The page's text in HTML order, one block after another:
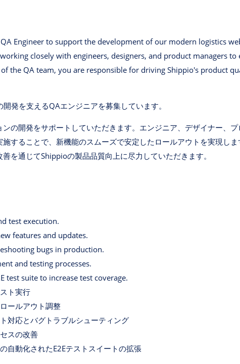
Engineer to support the development of our modern logistics
closely with engineers, designers, and product managers
the QA team, you are responsible for driving Shippio's product
発を支えるQAエンジニアを募集しています。
の開発をサポートしていただきます。エンジニア、デザイナー、
することで、新機能のスムーズで安定したロールアウトを実現し
を通じてShippioの製品品質向上に尽力していただきます。
test execution.
features and updates.
bugs in production.
and testing processes.
test suite to increase test coverage.
ト実行
ールアウト調整
対応とバグトラブルシューティング
スの改善
自動化されたE2Eテストスイートの拡張